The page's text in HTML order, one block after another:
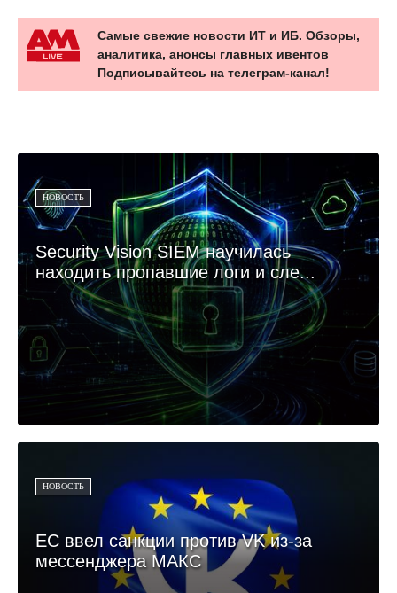
Самые свежие новости ИТ и ИБ. Обзоры,
аналитика, анонсы главных ивентов
Подписывайтесь на телеграм-канал!
НОВОСТЬ
Security Vision SIEM научилась
находить пропавшие логи и сле...
НОВОСТЬ
ЕС ввел санкции против VK из-за
мессенджера МАКС